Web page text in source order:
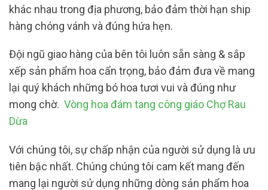
khác nhau trong địa phương, bảo đảm thời hạn ship
hàng chóng vánh và đúng hứa hẹn.
Đội ngũ giao hàng của bên tôi luôn sẵn sàng & sắp
xếp sản phẩm hoa cẩn trọng, bảo đảm đưa về mang
lại quý khách những bó hoa tươi vui và đúng như
mong chờ. Vòng hoa đám tang công giáo Chợ Rau
Dừa
Với chúng tôi, sự chấp nhận của người sử dụng là ưu
tiên bậc nhất. Chúng chúng tôi cam kết mang đến
mang lại người sử dụng những dòng sản phẩm hoa